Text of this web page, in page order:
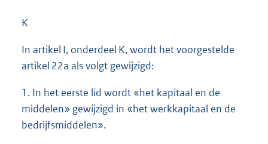
K
In artikel I, onderdeel K, wordt het voorgestelde
artikel 22a als volgt gewijzigd:
1. In het eerste lid wordt «het kapitaal en de
middelen» gewijzigd in «het werkkapitaal en de
bedrijfsmiddelen».